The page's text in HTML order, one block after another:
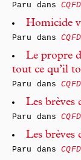
Paru dansCQFD
Homicide
Paru dansCQFD
Le propre
tout ce qu’il
Paru dansCQFD
Les brèves
Paru dansCQFD
Les brèves
Paru dansCQFD